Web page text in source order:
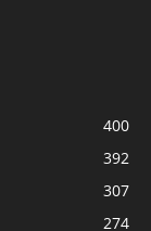
400
392
307
274